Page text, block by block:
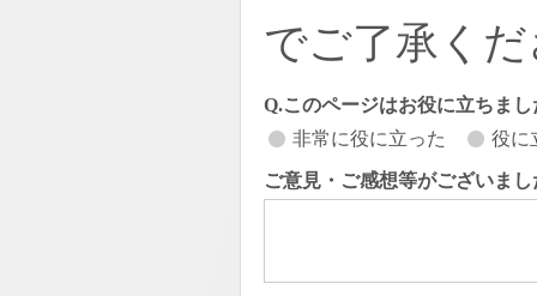
でご了承く
Q.このページはお役に立ちまし
非常に役に立った
役に
ご意見・ご感想等がございま